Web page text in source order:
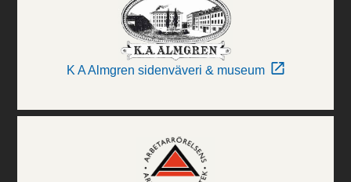
K A Almgren sidenväveri & museum